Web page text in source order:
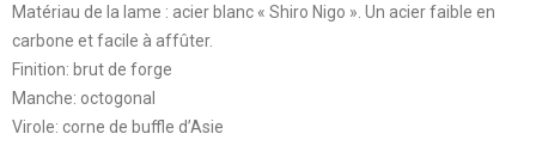
Matériau de la lame : acier blanc « Shiro Nigo ». Un acier faible en
carbone et facile à affûter.
Finition: brut de forge
Manche: octogonal
Virole: corne de buffle d’Asie